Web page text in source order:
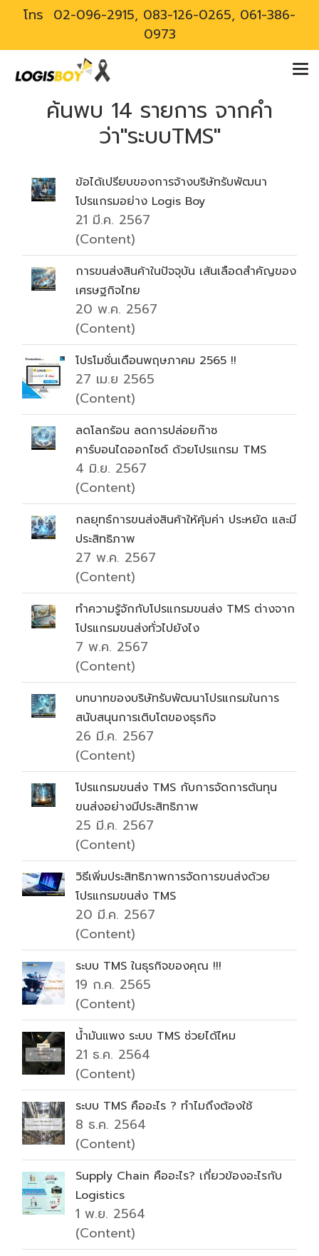
โทร 02-096-2915, 083-126-0265, 061-386-
0973
ค้นพบ 14 รายการ จากคำ
ว่า"ระบบTMS"
ข้อได้เปรียบของการจ้างบริษัทรับพัฒนา
โปรแกรมอย่าง Logis Boy
21 มี.ค. 2567
(Content)
การขนส่งสินค้าในปัจจุบัน เส้นเลือดสำคัญของ
เศรษฐกิจไทย
20 พ.ค. 2567
(Content)
โปรโมชั่นเดือนพฤษภาคม 2565 !!
27 เม.ย 2565
(Content)
ลดโลกร้อน ลดการปล่อยก๊าซ
คาร์บอนไดออกไซด์ ด้วยโปรแกรม TMS
4 มิ.ย. 2567
(Content)
กลยุทธ์การขนส่งสินค้าให้คุ้มค่า ประหยัด และมี
ประสิทธิภาพ
27 พ.ค. 2567
(Content)
ทำความรู้จักกับโปรแกรมขนส่ง TMS ต่างจาก
โปรแกรมขนส่งทั่วไปยังไง
7 พ.ค. 2567
(Content)
บทบาทของบริษัทรับพัฒนาโปรแกรมในการ
สนับสนุนการเติบโตของธุรกิจ
26 มี.ค. 2567
(Content)
โปรแกรมขนส่ง TMS กับการจัดการต้นทุน
ขนส่งอย่างมีประสิทธิภาพ
25 มี.ค. 2567
(Content)
วิธีเพิ่มประสิทธิภาพการจัดการขนส่งด้วย
โปรแกรมขนส่ง TMS
20 มี.ค. 2567
(Content)
ระบบ TMS ในธุรกิจของคุณ !!!
19 ก.ค. 2565
(Content)
น้ำมันแพง ระบบ TMS ช่วยได้ไหม
21 ธ.ค. 2564
(Content)
ระบบ TMS คืออะไร ? ทำไมถึงต้องใช้
8 ธ.ค. 2564
(Content)
Supply Chain คืออะไร? เกี่ยวข้องอะไรกับ
Logistics
1 พ.ย. 2564
(Content)